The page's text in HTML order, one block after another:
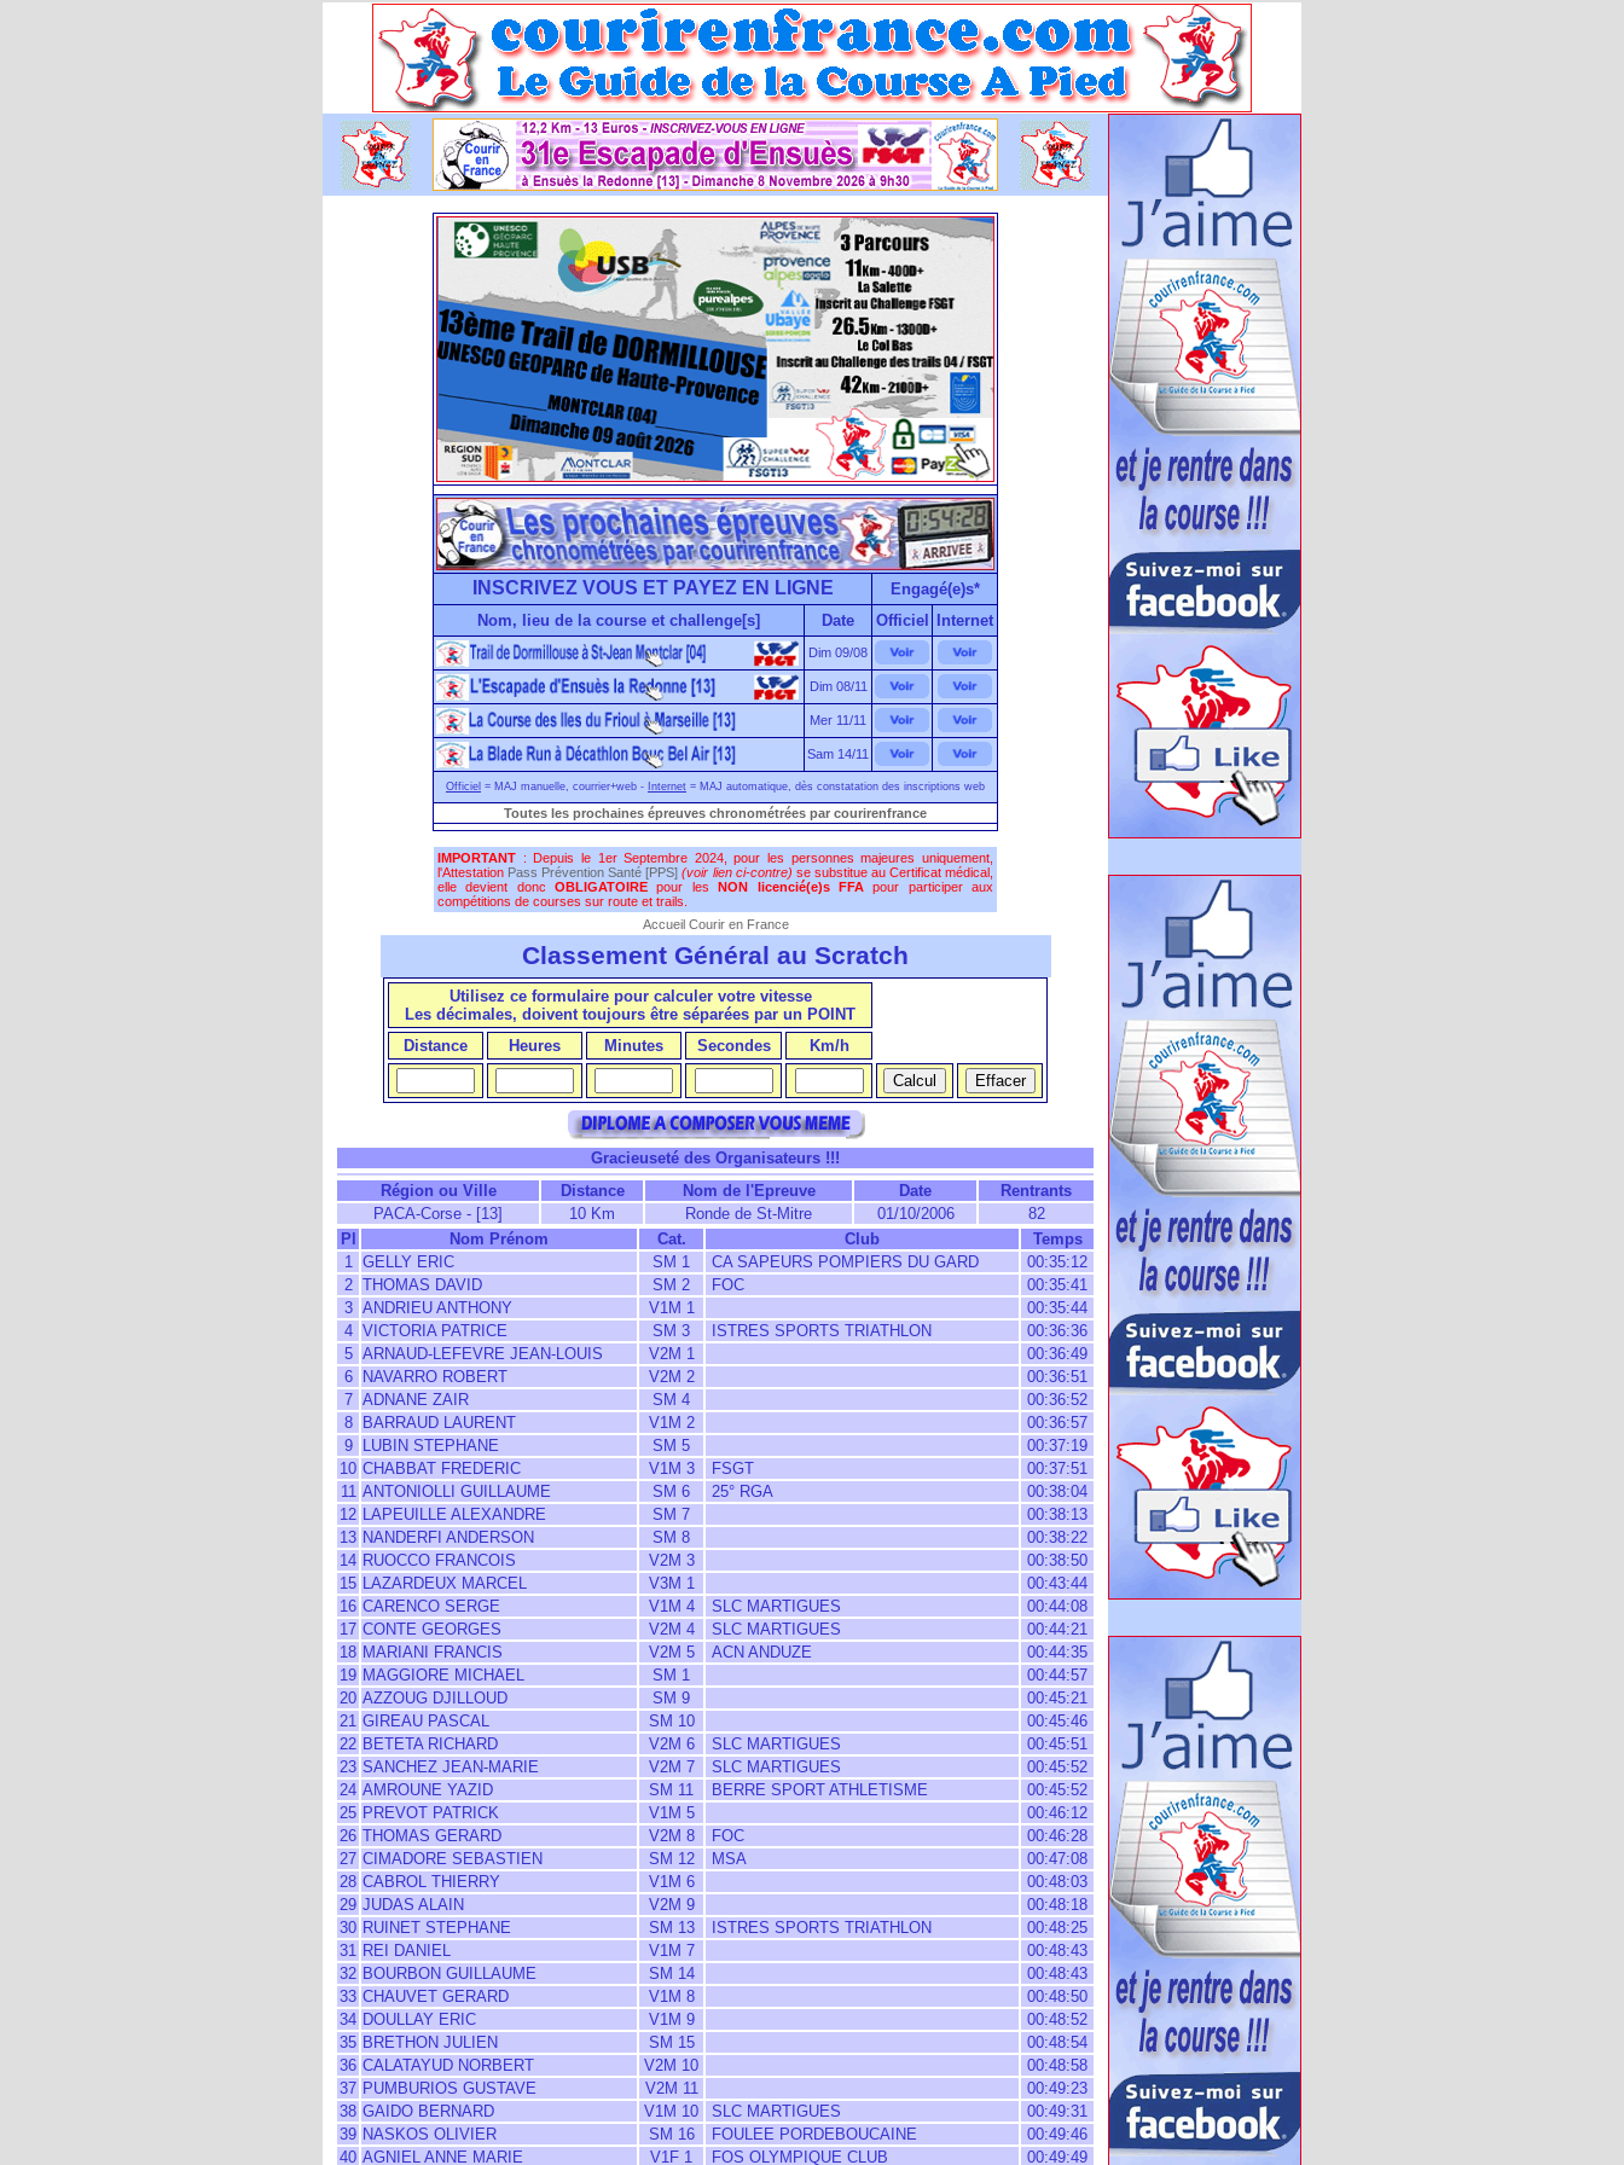
INSCRIVEZ VOUS ET PAYEZ EN LIGNE
Engagé(e)s*
Nom, lieu de la course et challenge[s]
Date Officiel Internet
Dim 09/08
Dim 08/11
Mer 11/11
Sam 14/11
Officiel = MAJ manuelle, courrier+web - Internet = MAJ automatique, dès constatation des inscriptions web
Toutes les prochaines épreuves chronométrées par courirenfrance
IMPORTANT : Depuis le 1er Septembre 2024, pour les personnes majeures uniquement,
l'Attestation Pass Prévention Santé [PPS] (voir lien ci-contre) se substitue au Certificat médical,
elle devient doncOBLIGATOIRE pour lesNON licencié(e)s FFApour participer aux
compétitions de courses sur route et trails.
Accueil Courir en France
Classement Général au Scratch
Utilisez ce formulaire pour calculer votre vitesse
Les décimales, doivent toujours être séparées par un POINT
Distance
Heures Minutes Secondes Km/h
Gracieuseté des Organisateurs !!!
Région ou Ville
Distance Nom de l'Epreuve Date
Rentrants
PACA-Corse - [13]
10 Km Ronde de St-Mitre 01/10/2006
82
Pl
Nom Prénom Cat. Club
Temps
1 GELLY ERIC SM 1 CA SAPEURS POMPIERS DU GARD
00:35:12
2 THOMAS DAVID SM 2 FOC
00:35:41
3 ANDRIEU ANTHONY V1M 1
00:35:44
4 VICTORIA PATRICE SM 3 ISTRES SPORTS TRIATHLON
00:36:36
5 ARNAUD-LEFEVRE JEAN-LOUIS V2M 1
00:36:49
6
NAVARRO ROBERT V2M 2
00:36:51
7 ADNANE ZAIR SM 4
00:36:52
8
BARRAUD LAURENT V1M 2
00:36:57
9
LUBIN STEPHANE SM 5
00:37:19
10 CHABBAT FREDERIC V1M 3 FSGT
00:37:51
11 ANTONIOLLI GUILLAUME SM 6 25° RGA
00:38:04
12 LAPEUILLE ALEXANDRE SM 7
00:38:13
13 NANDERFI ANDERSON SM 8
00:38:22
14 RUOCCO FRANCOIS V2M 3
00:38:50
15 LAZARDEUX MARCEL V3M 1
00:43:44
16 CARENCO SERGE V1M 4 SLC MARTIGUES
00:44:08
17 CONTE GEORGES V2M 4 SLC MARTIGUES
00:44:21
18 MARIANI FRANCIS V2M 5 ACN ANDUZE
00:44:35
19 MAGGIORE MICHAEL SM 1
00:44:57
20 AZZOUG DJILLOUD SM 9
00:45:21
21 GIREAU PASCAL SM 10
00:45:46
22 BETETA RICHARD V2M 6 SLC MARTIGUES
00:45:51
23 SANCHEZ JEAN-MARIE V2M 7 SLC MARTIGUES
00:45:52
24 AMROUNE YAZID SM 11 BERRE SPORT ATHLETISME
00:45:52
25 PREVOT PATRICK V1M 5
00:46:12
26 THOMAS GERARD V2M 8 FOC
00:46:28
27 CIMADORE SEBASTIEN SM 12 MSA
00:47:08
28 CABROL THIERRY V1M 6
00:48:03
29 JUDAS ALAIN V2M 9
00:48:18
30 RUINET STEPHANE SM 13 ISTRES SPORTS TRIATHLON
00:48:25
31 REI DANIEL V1M 7
00:48:43
32 BOURBON GUILLAUME SM 14
00:48:43
33 CHAUVET GERARD V1M 8
00:48:50
34 DOULLAY ERIC V1M 9
00:48:52
35 BRETHON JULIEN SM 15
00:48:54
36 CALATAYUD NORBERT V2M 10
00:48:58
37 PUMBURIOS GUSTAVE V2M 11
00:49:23
38 GAIDO BERNARD V1M 10 SLC MARTIGUES
00:49:31
39 NASKOS OLIVIER SM 16 FOULEE PORDEBOUCAINE
00:49:46
40 AGNIEL ANNE MARIE V1F 1 FOS OLYMPIQUE CLUB 00:49:49